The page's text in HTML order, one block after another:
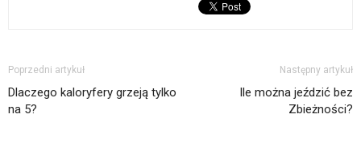
Poprzedni artykuł
Dlaczego kaloryfery grzeją tylko
na 5?
Następny artykuł
Ile można jeździć bez
Zbieżności?